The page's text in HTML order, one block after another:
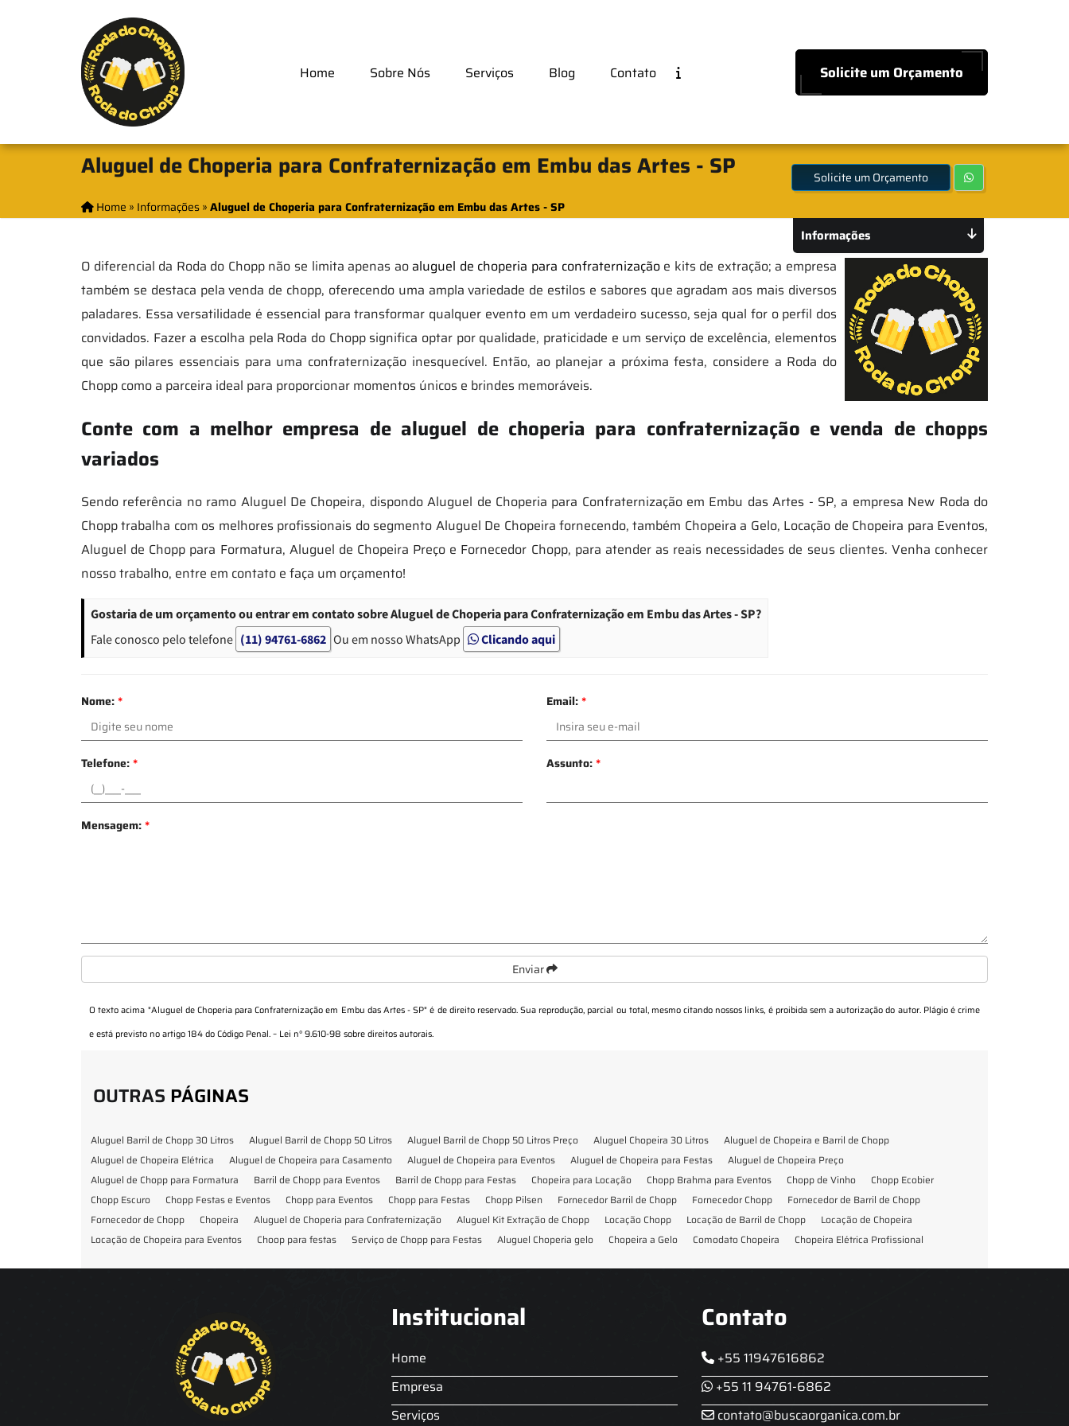
Home Sobre Nós Serviços Blog Contato Solicite um Orçamento
Aluguel de Choperia para Confraternização em Embu das Artes - SP
Home » Informações»Aluguel de Choperia para Confraternização em Embu das Artes - SP
Solicite um Orçamento
O diferencial da Roda do Chopp não se limita apenas ao aluguel de choperia para confraternizaçãoe kits de extração; a empresa
também se destaca pela venda de chopp, oferecendo uma ampla variedade de estilos e sabores que agradam aos mais diversos
paladares. Essa versatilidade é essencial para transformar qualquer evento em um verdadeiro sucesso, seja qual for o perfil dos
convidados. Fazer a escolha pela Roda do Chopp significa optar por qualidade, praticidade e um serviço de excelência, elementos
que são pilares essenciais para uma confraternização inesquecível. Então, ao planejar a próxima festa, considere a Roda do
Chopp como a parceira ideal para proporcionar momentos únicos e brindes memoráveis.
Conte com a melhor empresa de aluguel de choperia para confraternização e venda de chopps
variados
Sendo referência no ramo Aluguel De Chopeira, dispondo Aluguel de Choperia para Confraternização em Embu das Artes - SP, a empresa New Roda do
Chopp trabalha com os melhores profissionais do segmento Aluguel De Chopeira fornecendo, também Chopeira a Gelo, Locação de Chopeira para Eventos,
Aluguel de Chopp para Formatura, Aluguel de Chopeira Preço e Fornecedor Chopp, para atender as reais necessidades de seus clientes. Venha conhecer
nosso trabalho, entre em contato e faça um orçamento!
Gostaria de um orçamento ou entrar em contato sobre Aluguel de Choperia para Confraternização em Embu das Artes - SP?
Fale conosco pelo telefone (11) 94761-6862 Ou em nosso WhatsApp Clicando aqui
Nome:* Email:*
Telefone:* Assunto:*
Mensagem:*
Enviar
O texto acima "Aluguel de Choperia para Confraternização em Embu das Artes - SP" é de direito reservado. Sua reprodução, parcial ou total, mesmo citando nossos links, é proibida sem a autorização do autor. Plágio é crime
e está previsto no artigo 184 do Código Penal. – Lei n° 9.610-98 sobre direitos autorais.
Informações
OUTRAS PÁGINAS
Aluguel Barril de Chopp 30 Litros Aluguel Barril de Chopp 50 Litros Aluguel Barril de Chopp 50 Litros Preço Aluguel Chopeira 30 Litros
Aluguel de Chopeira e Barril de Chopp
Aluguel de Chopeira Elétrica
Aluguel de Chopeira para Casamento Aluguel de Chopeira para Eventos Aluguel de Chopeira para Festas
Aluguel de Chopeira Preço
Aluguel de Chopp para Formatura
Barril de Chopp para Eventos Barril de Chopp para Festas Chopeira para Locação Chopp Brahma para Eventos Chopp de Vinho
Chopp Ecobier
Chopp Escuro
Chopp Festas e Eventos Chopp para Eventos Chopp para Festas Chopp Pilsen Fornecedor Barril de Chopp Fornecedor Chopp
Fornecedor de Barril de Chopp
Fornecedor de Chopp
Chopeira Aluguel de Choperia para Confraternização Aluguel Kit Extração de Chopp Locação Chopp Locação de Barril de Chopp
Locação de Chopeira
Locação de Chopeira para Eventos
Choop para festas Serviço de Chopp para Festas Aluguel Choperia gelo Chopeira a Gelo Comodato Chopeira
Chopeira Elétrica Profissional
Institucional
Home
Empresa
Serviços
Contato
+55 11947616862
+55 11 94761-6862
contato@buscaorganica.com.br